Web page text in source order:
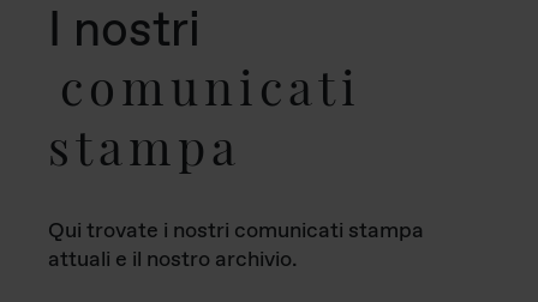
I nostri
comunicati
stampa
Qui trovate i nostri comunicati stampa
attuali e il nostro archivio.